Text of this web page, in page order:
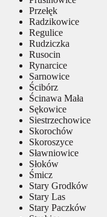
Przełęk
Radzikowice
Regulice
Rudziczka
Rusocin
Rynarcice
Sarnowice
Ścibórz
Ścinawa Mała
Sękowice
Siestrzechowice
Skorochów
Skoroszyce
Sławniowice
Słoków
Śmicz
Stary Grodków
Stary Las
Stary Paczków